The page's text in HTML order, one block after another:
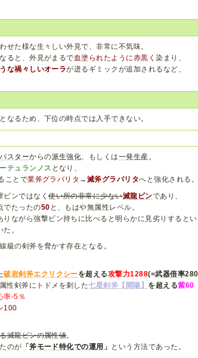
せた様な生々しい外見で、非常に不気味。
ると、外見がまるで血塗られたように赤黒く染まり、
な禍々しいオーラが迸るギミックが追加されるなど、
なるため、下位の時点では入手できない。
スターからの派生強化、もしくは一発生産。
テュランノス となり、
ことで業斧グラバリタ → 滅斧グラバリタへと強化される。
ビンではなく使い所の非常に少ない滅龍ビンであり、
でたったの50 と、もはや無属性レベル。
ながら強撃ビン持ちに比べると明らかに見劣りするとい
。
級の剣斧を脅かす存在となる。
破岩剣斧エクリクシーを超える攻撃力1288(=武器倍率
性剣斧にトドメを刺した七星剣斧【開陽】 を超える紫60
率-5％
100
滅龍ビンの属性値。
のが 「斧モード特化での運用 」 という方法であった。